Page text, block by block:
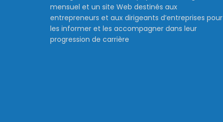
mensuel et un site Web destinés aux
entrepreneurs et aux dirigeants d’entreprises pour
les informer et les accompagner dans leur
progression de carrière